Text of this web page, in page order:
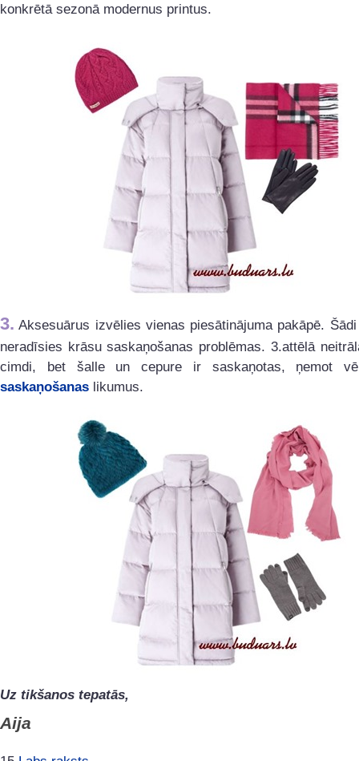
konkrētā sezonā modernus printus.
3. Aksesuārus izvēlies vienas piesātinājuma pakāpē.
neradīsies krāsu saskaņošanas problēmas. 3.attēlā
cimdi, bet šalle un cepure ir saskaņotas, ņemot
saskaņošanas likumus.
Uz tikšanos tepatās,
Aija